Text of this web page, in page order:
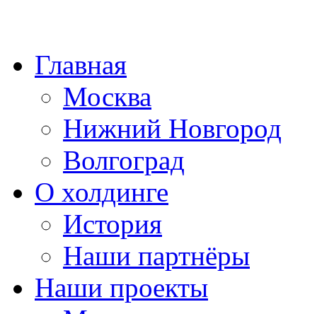
Главная
Москва
Нижний Новгород
Волгоград
О холдинге
История
Наши партнёры
Наши проекты